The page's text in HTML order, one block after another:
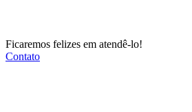
Ficaremos felizes em atendê-lo!
Contato